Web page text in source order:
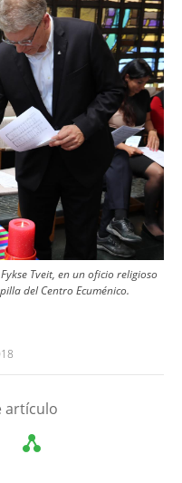
Tveit, en un oficio religioso
del Centro Ecuménico.
artículo